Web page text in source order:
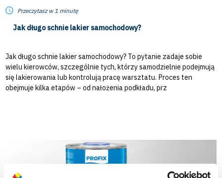
Przeczytasz w 1 minutę
Jak długo schnie lakier samochodowy?
Jak długo schnie lakier samochodowy? To pytanie zadaje sobie
wielu kierowców, szczególnie tych, którzy samodzielnie podejmują
się lakierowania lub kontrolują pracę warsztatu. Proces ten
obejmuje kilka etapów – od nałożenia podkładu, prz